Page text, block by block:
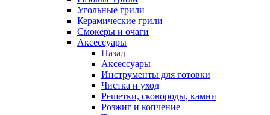
Угольные грили
Керамические грили
Смокеры и очаги
Аксессуары
Назад
Аксессуары
Инструменты для готовки
Чистка и уход
Решетки, сковороды, камни
Розжиг и копчение